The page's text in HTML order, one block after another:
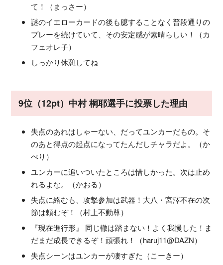
て！（まっさー）
謎のイエローカードの後も臆することなく普段通りの
プレーを続けていて、その安定感が素晴らしい！（カ
フェオレ子）
しっかり休憩してね
9位（12pt）中村 桐耶選手に投票した理由
失点のあれはしゃーない、だってユンカーだもの。そ
のあと得点の起点になってたんだしチャラだよ。（か
ぺり）
ユンカーに追いついたところは惜しかった。次は止め
れるよな。（かおる）
失点に絡むも、攻撃参加は武器！大八・宮澤不在の次
節は頼むぞ！（村上不動尊）
『現在進行形』 同じ轍は踏まない！よく我慢した！ま
だまだ成長できるぞ！頑張れ！（haruj11@DAZN）
失点シーンはユンカーが凄すぎた（こーきー）